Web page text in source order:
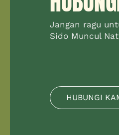
Jangan ragu
Sido Muncul
HUBUNGI